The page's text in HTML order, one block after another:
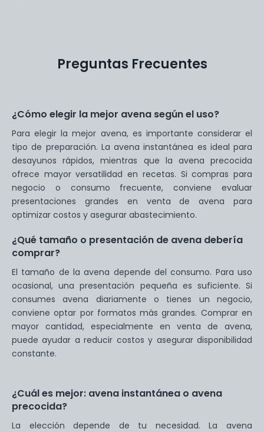
Preguntas Frecuentes
¿Cómo elegir la mejor avena según el uso?
Para elegir la mejor avena, es importante considerar el
tipo de preparación. La avena instantánea es ideal para
desayunos rápidos, mientras que la avena precocida
ofrece mayor versatilidad en recetas. Si compras para
negocio o consumo frecuente, conviene evaluar
presentaciones grandes en venta de avena para
optimizar costos y asegurar abastecimiento.
¿Qué tamaño o presentación de avena debería
comprar?
El tamaño de la avena depende del consumo. Para uso
ocasional, una presentación pequeña es suficiente. Si
consumes avena diariamente o tienes un negocio,
conviene optar por formatos más grandes. Comprar en
mayor cantidad, especialmente en venta de avena,
puede ayudar a reducir costos y asegurar disponibilidad
constante.
¿Cuál es mejor: avena instantánea o avena
precocida?
La elección depende de tu necesidad. La avena